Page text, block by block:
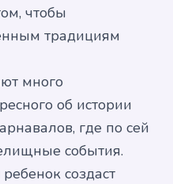
чтобы
традициям
много
об истории
где по сей
события.
создаст